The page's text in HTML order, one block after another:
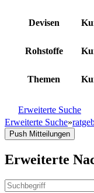
Devisen
Rohstoffe
Themen
Erweiterte Suche
Erweiterte Suche»
Push Mitteilungen
Erweiterte